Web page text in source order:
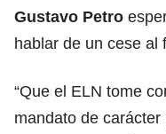
Gustavo Petro
hablar de un cese al
“Que el ELN tome
mandato de